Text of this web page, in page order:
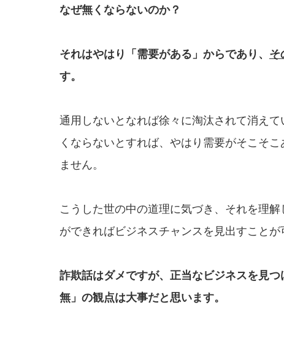
なぜ無くならないのか？
それはやはり「需要がある」からであり、 そ
す。
通用しないとなれば徐々に淘汰されて消え
くならないとすれば、やはり需要がそこそ
ません。
こうした世の中の道理に気づき、それを理
ができればビジネスチャンスを見出すことが
詐欺話はダメですが、正当なビジネスを 見
無」 の観点は大事だと思います。